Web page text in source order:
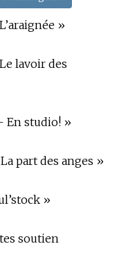
»
lavoir des
En studio! »
part des anges »
»
soutien